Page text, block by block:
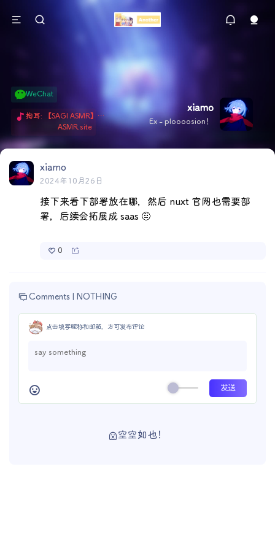
xiamo
Ex - ploooosion！
WeChat
掏耳: 【SAGI ASMR】今天就由阿米娅给博士掏耳吧「耳勺x鹅毛棒x吹气」 Hi-Res无损助眠 + 单刷: ASMR 精选4.0｜ 陪伴天花板 ✦扶扶の温柔哄睡 ✦ 顶级道具和语气词的交融 ✦ 扶桑大红花、
ASMR.site
xiamo
2024年10月26日
接下来看下部署放在哪，然后 nuxt 官网也需要部
署，后续会拓展成 saas 🤨
0
Comments | NOTHING
点击填写昵称和邮箱，方可发布评论
空空如也！